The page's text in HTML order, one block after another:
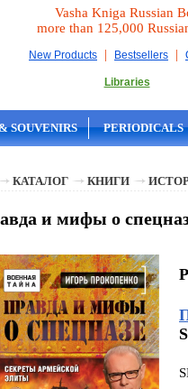
Vasha Kniga Russian
more than 125,000
New Products | Bestsellers |
Libraries
SOUVENIRS PERIODICALS
КАТАЛОГ КНИГИ
и мифы о